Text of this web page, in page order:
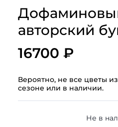
авторский
16700 ₽
Вероятно, не все цветы
сезоне или в наличии.
Не в